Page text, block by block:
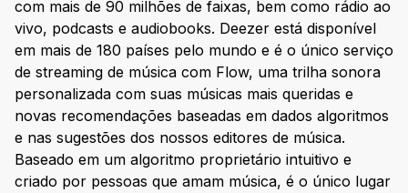
com mais de 90 milhões de faixas, bem como rádio ao
vivo, podcasts e audiobooks. Deezer está disponível
em mais de 180 países pelo mundo e é o único serviço
de streaming de música com Flow, uma trilha sonora
personalizada com suas músicas mais queridas e
novas recomendações baseadas em dados algoritmos
e nas sugestões dos nossos editores de música.
Baseado em um algoritmo proprietário intuitivo e
criado por pessoas que amam música, é o único lugar